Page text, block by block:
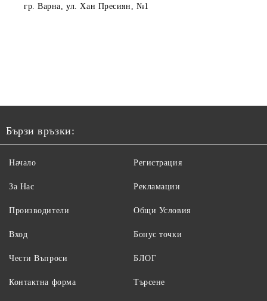
гр. Варна, ул. Хан Пресиян, №1
Бързи връзки:
Начало
За Нас
Производители
Вход
Регистрация
Рекламации
Общи Условия
Бонус точки
Чести Въпроси
Контактна форма
БЛОГ
Търсене